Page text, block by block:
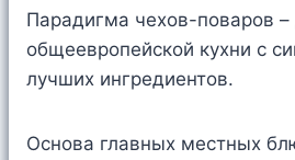
Парадигма чехов-поваров
общеевропейской кухни с
лучших ингредиентов.
Основа главных местных